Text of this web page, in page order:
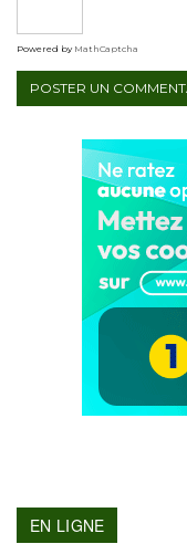
Powered by MathCaptcha
EN LIGNE